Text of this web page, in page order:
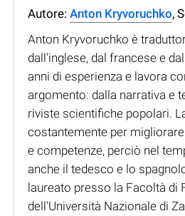
Autore: Anton Kryvoruchko,
Anton Kryvoruchko è
dall'inglese, dal francese e
anni di esperienza e lavora
argomento: dalla narrativa e
riviste scientifiche popolari.
costantemente per
e competenze, perciò nel
anche il tedesco e lo
laureato presso la Facoltà di
dell'Università Nazionale di